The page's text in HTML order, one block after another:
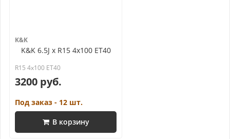
K&K
K&K 6.5J x R15 4x100 ET40
R15 4x100 ET40
3200 руб.
Под заказ - 12 шт.
В корзину